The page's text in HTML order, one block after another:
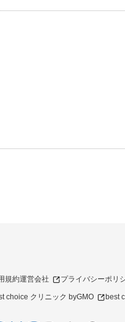
規約運営会社 プライバシーポリ
choice クリニック byGMO best